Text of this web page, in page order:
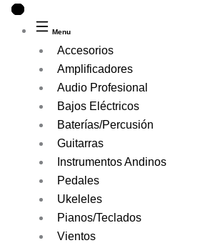
contenido
Menu
Accesorios
Amplificadores
Audio Profesional
Bajos Eléctricos
Baterías/Percusión
Guitarras
Instrumentos Andinos
Pedales
Ukeleles
Pianos/Teclados
Vientos
de
productos
de
productos